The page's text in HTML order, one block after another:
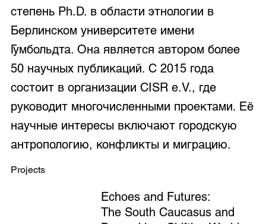
степень Ph.D. в области этнологии в
Берлинском университете имени
Гумбольдта. Она является автором более
50 научных публикаций. С 2015 года
состоит в организации CISR e.V., где
руководит многочисленными проектами. Её
научные интересы включают городскую
антропологию, конфликты и миграцию.
Projects
Echoes and Futures:
The South Caucasus and